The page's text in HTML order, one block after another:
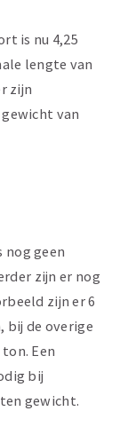
is nu 4,25
lengte van
zijn
van
geen
zijn er nog
zijn er 6
bij de overige
Een
bij
gewicht.